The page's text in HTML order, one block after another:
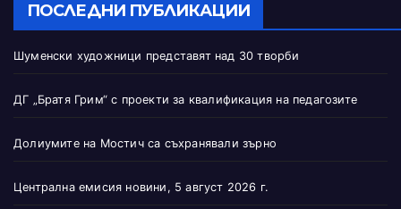
ПОСЛЕДНИ ПУБЛИКАЦИИ
Шуменски художници представят над 30 творби
ДГ „Братя Грим“ с проекти за квалификация на педагозите
Долиумите на Мостич са съхранявали зърно
Централна емисия новини, 5 август 2026 г.